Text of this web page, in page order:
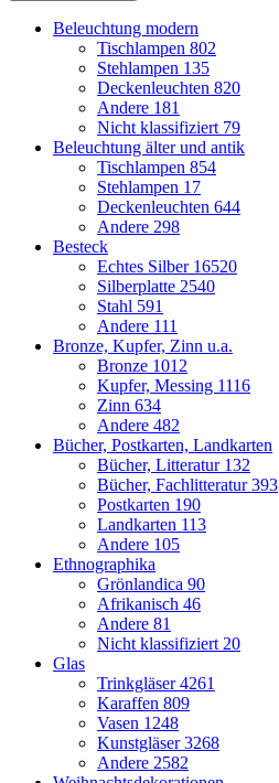
Beleuchtung modern
Tischlampen 802
Stehlampen 135
Deckenleuchten 820
Andere 181
Nicht klassifiziert 79
Beleuchtung älter und antik
Tischlampen 854
Stehlampen 17
Deckenleuchten 644
Andere 298
Besteck
Echtes Silber 16520
Silberplatte 2540
Stahl 591
Andere 111
Bronze, Kupfer, Zinn u.a.
Bronze 1012
Kupfer, Messing 1116
Zinn 634
Andere 482
Bücher, Postkarten, Landkarten
Bücher, Litteratur 132
Bücher, Fachlitteratur393
Postkarten 190
Landkarten 113
Andere 105
Ethnographika
Grönlandica 90
Afrikanisch 46
Andere 81
Nicht klassifiziert 20
Glas
Trinkgläser4261
Karaffen 809
Vasen 1248
Kunstgläser3268
Andere 2582